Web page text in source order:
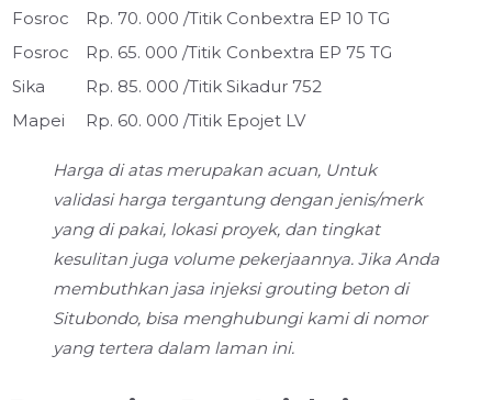
Fosroc
Rp. 70. 000 /Titik Conbextra EP 10 TG
Fosroc
Rp. 65. 000 /Titik Conbextra EP 75 TG
Sika
Rp. 85. 000 /Titik Sikadur 752
Mapei
Rp. 60. 000 /Titik Epojet LV
Harga di atas merupakan acuan, Untuk
validasi harga tergantung dengan jenis/merk
yang di pakai, lokasi proyek, dan tingkat
kesulitan juga volume pekerjaannya. Jika Anda
membuthkan jasa injeksi grouting beton di
Situbondo, bisa menghubungi kami di nomor
yang tertera dalam laman ini.